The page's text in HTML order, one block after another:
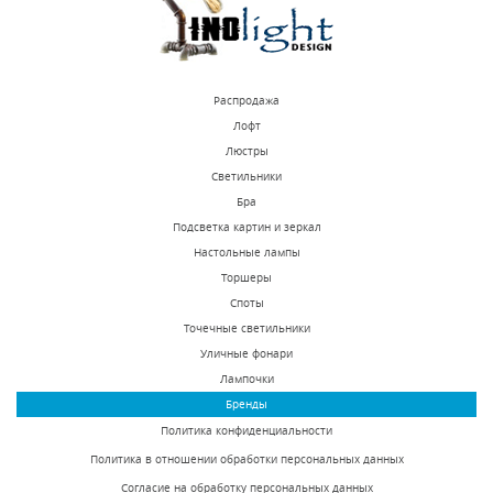
В наличии 1000 шт.
Распродажа
Лофт
Люстры
Светильники
Бра
Подсветка картин и зеркал
Настольные лампы
Торшеры
Споты
Точечные светильники
Уличные фонари
Лампочки
Бренды
Политика конфиденциальности
Политика в отношении обработки персональных данных
Согласие на обработку персональных данных